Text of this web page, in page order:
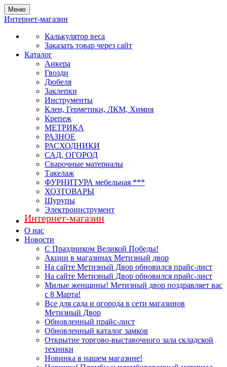
Меню
Интернет-магазин
Калькулятор веса
Заказать товар через сайт
Каталог
Анкера
Гвозди
Дюбеля
Заклепки
Инструменты
Клеи, Герметики, ЛКМ, Химия
Крепеж
МЕТРИКА
РАЗНОЕ
РАСХОДНИКИ
САД, ОГОРОД
Сварочные материалы
Такелаж
ФУРНИТУРА мебельная ***
ХОЗТОВАРЫ
Шурупы
Электроинструмент
Интернет-магазин
О нас
Новости
С Праздником Великой Победы!
Акции в магазинах Метизный двор
На сайте Метизный Двор обновился прайс-лист
На сайте Метизный Двор обновился прайс-лист
Милые женщины! Метизный двор поздравляет вас
с 8 Марта!
Все для сада и огорода в сети магазинов
Метизный Двор
Обновленный прайс-лист
Обновленный каталог замков
Открытие торгово-выставочного зала складской
техники
Новинка в нашем магазине!